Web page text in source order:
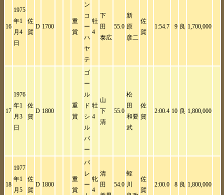
16
1975
年1
月4
日
佐
賀
D 1700
重
賞
ン
コ
ー
ハ
ヤ
テ
牡
4
下
田
泰広
55.0
新
原
彦二
佐
賀
1:54.7 9 良 1,700,000
17
1976
年1
月3
日
佐
賀
D 1800
重
賞
ゴ
ー
ル
ド
シ
ル
バ
ー
牡
4
山
下
清
55.0
松
田
和要
武
佐
賀
2:00.4 10 良 1,800,000
18
1977
年1
月5
佐
賀
D 1800
重
賞
パ
レ
ー
牝
4
清
田
54.0
蛭
川
佐
賀
2:00.0 8 良 1,800,000